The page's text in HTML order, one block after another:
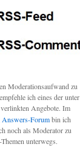
Moderationsaufwand zu
ich eines der unter
verlinkten Angebote. Im
Forumbin ich
noch als Moderator zu
unterwegs.